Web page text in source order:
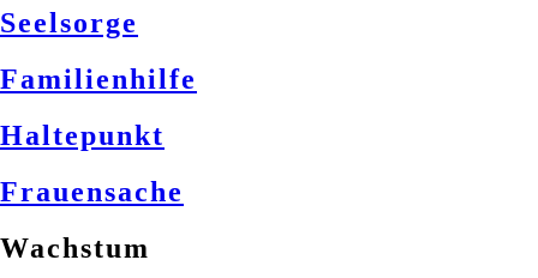
Seelsorge
Familienhilfe
Haltepunkt
Frauensache
Wachstum